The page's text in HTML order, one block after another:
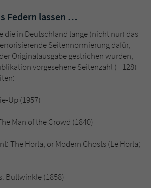
Federn lassen …
die in Deutschland lange (nicht nur) das
Seitennormierung dafür,
Originalausgabe gestrichen wurden,
vorgesehene Seitenzahl (= 128)
Up (1957)
Man of the Crowd (1840)
The Horla, or Modern Ghosts (Le Horla;
Bullwinkle (1858)